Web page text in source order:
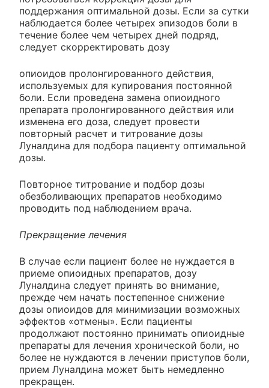
поддержания оптимальной дозы. Если за сутки
наблюдается более четырех эпизодов боли в
течение более чем четырех дней подряд,
следует скорректировать дозу
опиоидов пролонгированного действия,
используемых для купирования постоянной
боли. Если проведена замена опиоидного
препарата пролонгированного действия или
изменена его доза, следует провести
повторный расчет и титрование дозы
Луналдина для подбора пациенту оптимальной
дозы.
Повторное титрование и подбор дозы
обезболивающих препаратов необходимо
проводить под наблюдением врача.
Прекращение лечения
В случае если пациент более не нуждается в
приеме опиоидных препаратов, дозу
Луналдина следует принять во внимание,
прежде чем начать постепенное снижение
дозы опиоидов для минимизации возможных
эффектов «отмены». Если пациенты
продолжают постоянно принимать опиоидные
препараты для лечения хронической боли, но
более не нуждаются в лечении приступов боли,
прием Луналдина может быть немедленно
прекращен.